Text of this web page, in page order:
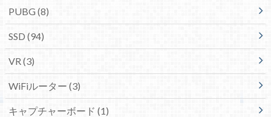
PUBG(8)
SSD (94)
VR (3)
WiFiルーター (3)
キャプチャーボード (1)